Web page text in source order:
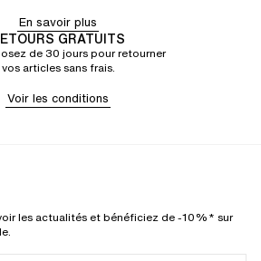
En savoir plus
GRATUITS
de 30 jours pour retourner
vos articles sans frais.
Voir les conditions
les actualités et bénéficiez de -10%* sur